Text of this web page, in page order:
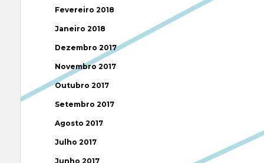
Fevereiro 2018
Janeiro 2018
Dezembro 2017
Novembro 2017
Outubro 2017
Setembro 2017
Agosto 2017
Julho 2017
Junho 2017